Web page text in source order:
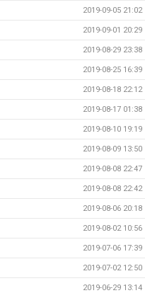
2019-09-05 21:02
2019-09-01 20:29
2019-08-29 23:38
2019-08-25 16:39
2019-08-18 22:12
2019-08-17 01:38
2019-08-10 19:19
2019-08-09 13:50
2019-08-08 22:47
2019-08-08 22:42
2019-08-06 20:18
2019-08-02 10:56
2019-07-06 17:39
2019-07-02 12:50
2019-06-29 13:14